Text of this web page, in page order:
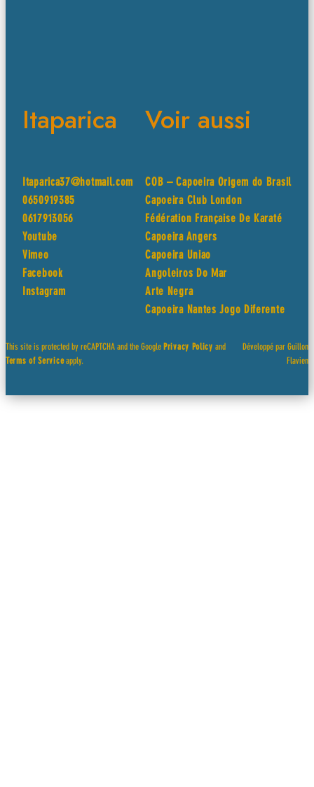
Itaparica
Itaparica37@hotmail.com
0650919385
0617913056
Youtube
Vimeo
Facebook
Instagram
Voir aussi
COB – Capoeira Origem do Brasil
Capoeira Club London
Fédération Française De Karaté
Capoeira Angers
Capoeira Uniao
Angoleiros Do Mar
Arte Negra
Capoeira Nantes Jogo Diferente
This site is protected by reCAPTCHA and the Google Privacy Policy and
Terms of Serviceapply.
Développé par Guillon
Flavien